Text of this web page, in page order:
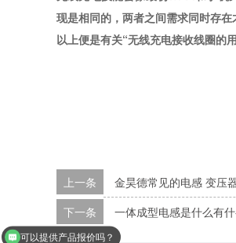
现是相同的，两者之间需求同时存在
以上便是有关“无线充电接收线圈的
上一条
金昊德常见的电感 变压
下一条 一体成型电感是什么有
可以提供产品报价吗？